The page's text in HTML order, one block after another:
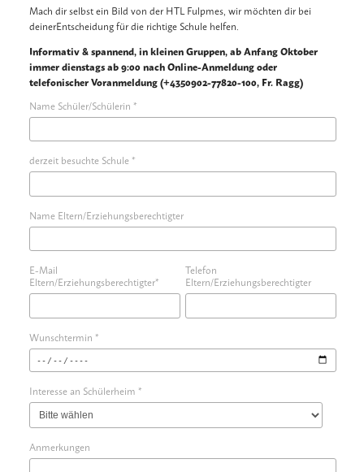
Mach dir selbst ein Bild von der HTL Fulpmes, wir möchten dir bei
deinerEntscheidung für die richtige Schule helfen.
Informativ & spannend, in kleinen Gruppen, ab Anfang Oktober
immer dienstags ab 9:00 nach Online-Anmeldung oder
telefonischer Voranmeldung (+4350902-77820-100, Fr. Ragg)
Name Schüler/Schülerin *
derzeit besuchte Schule *
Name Eltern/Erziehungsberechtigter
E-Mail
Eltern/Erziehungsberechtigter*
Telefon
Eltern/Erziehungsberechtigter
Wunschtermin *
Interesse an Schülerheim *
Anmerkungen